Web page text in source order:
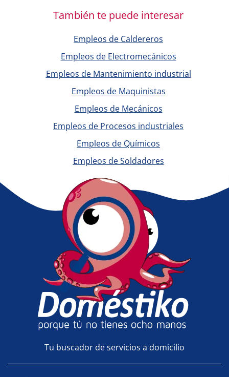
También te puede interesar
Empleos de Caldereros
Empleos de Electromecánicos
Empleos de Mantenimiento industrial
Empleos de Maquinistas
Empleos de Mecánicos
Empleos de Procesos industriales
Empleos de Químicos
Empleos de Soldadores
Tu buscador de servicios a domicilio